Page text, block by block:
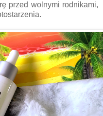
przed wolnymi rodnikami,